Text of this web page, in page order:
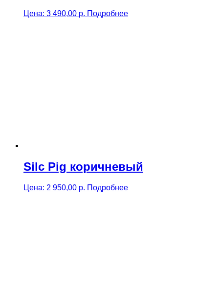
Цена: 3 490,00 р. Подробнее
Silc Pig коричневый
Цена: 2 950,00 р. Подробнее